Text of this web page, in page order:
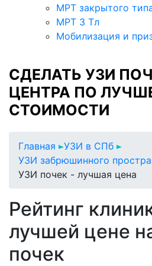
МРТ закрытого
МРТ 3 Тл
Мобилизация и
СДЕЛАТЬ УЗИ
ЦЕНТРА ПО
СТОИМОСТИ
Главная
УЗИ в СПб
УЗИ забрюшинного
УЗИ почек - лучшая цена
Рейтинг
лучшей цене
почек